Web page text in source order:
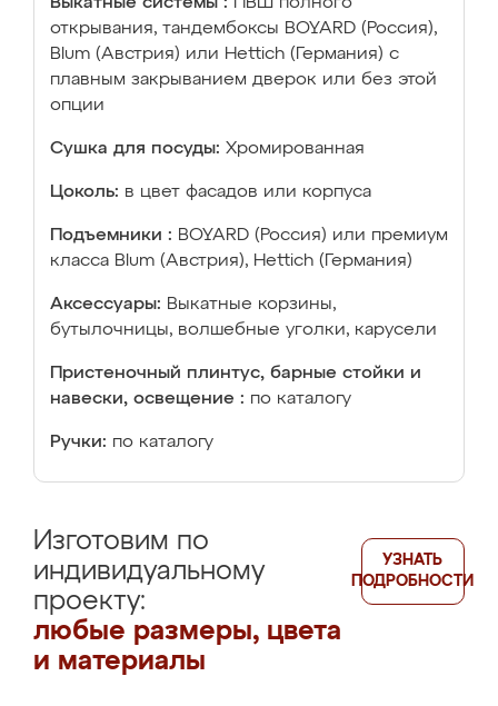
открывания, тандембоксы BOYARD (Россия),
Blum (Австрия) или Hettich (Германия) с
плавным закрыванием дверок или без этой
опции
Сушка для посуды: Хромированная
Цоколь: в цвет фасадов или корпуса
Подъемники : BOYARD (Россия) или премиум
класса Blum (Австрия), Hettich (Германия)
Аксессуары: Выкатные корзины,
бутылочницы, волшебные уголки, карусели
Пристеночный плинтус, барные стойки и
навески, освещение : по каталогу
Ручки: по каталогу
Изготовим по
индивидуальному
проекту:
любые размеры, цвета
и материалы
УЗНАТЬ
ПОДРОБНОСТИ